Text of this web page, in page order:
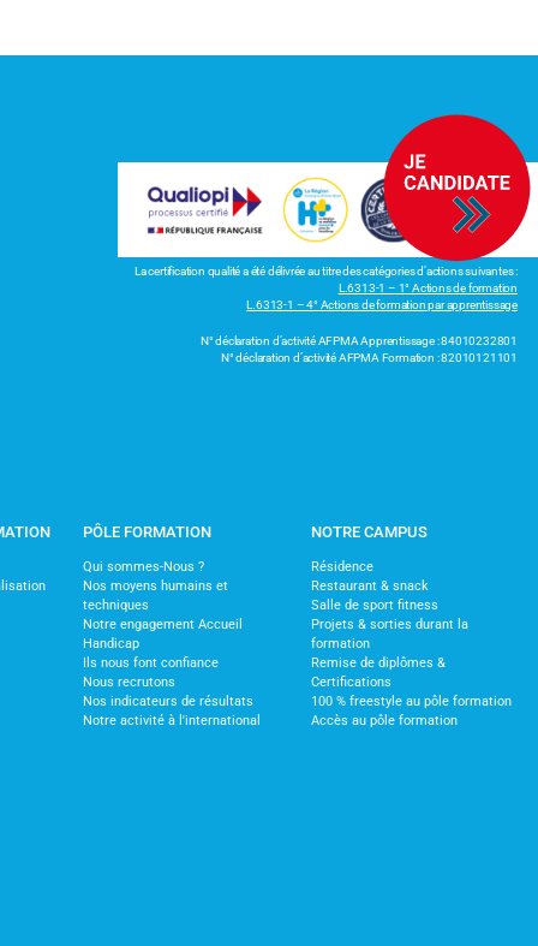
La certification qualité a été délivrée au titre des catégories d’actions suivantes :
L.6313-1 – 1° Actions de formation
L.6313-1 – 4° Actions de formation par apprentissage
N° déclaration d’activité AFPMA Apprentissage : 84010232801
N° déclaration d’activité AFPMA Formation : 82010121101
PÔLE FORMATION
Qui sommes-Nous ?
Nos moyens humains et
techniques
Notre engagement Accueil
Handicap
Ils nous font confiance
Nous recrutons
Nos indicateurs de résultats
Notre activité à l'international
NOTRE CAMPUS
Résidence
Restaurant & snack
Salle de sport fitness
Projets & sorties durant la
formation
Remise de diplômes &
Certifications
100 % freestyle au pôle formation
Accès au pôle formation